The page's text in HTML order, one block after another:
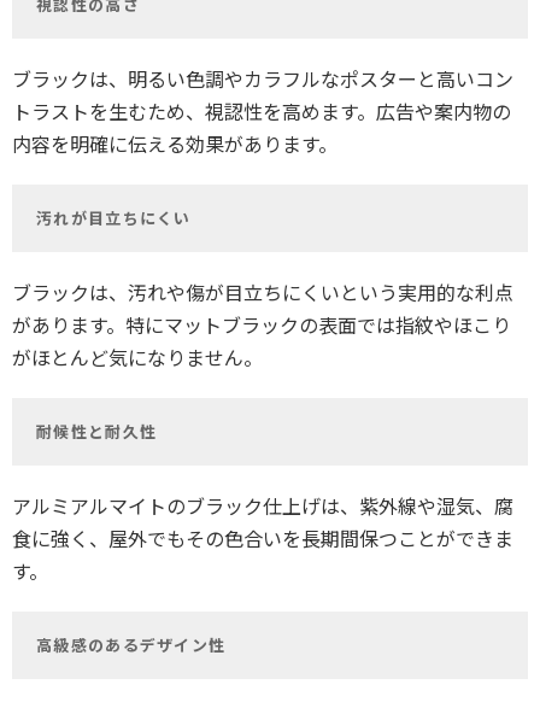
ブラックは、明るい色調やカラフルなポスターと高いコン
トラストを生むため、視認性を高めます。広告や案内物の
内容を明確に伝える効果があります。
汚れが目立ちにくい
ブラックは、汚れや傷が目立ちにくいという実用的な利点
があります。特にマットブラックの表面では指紋やほこり
がほとんど気になりません。
耐候性と耐久性
アルミアルマイトのブラック仕上げは、紫外線や湿気、腐
食に強く、屋外でもその色合いを長期間保つことができま
す。
高級感のあるデザイン性